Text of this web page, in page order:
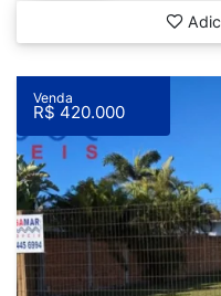
Venda
R$ 420.000